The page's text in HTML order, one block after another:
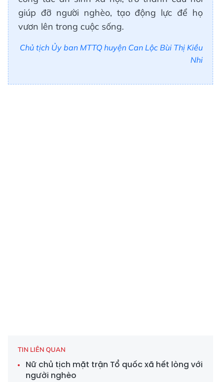
giúp đỡ người nghèo, tạo động lực để họ
vươn lên trong cuộc sống.
Chủ tịch Ủy ban MTTQ huyện Can Lộc Bùi Thị Kiều
Nhi
TIN LIÊN QUAN
Nữ chủ tịch mặt trận Tổ quốc xã hết lòng với
người nghèo